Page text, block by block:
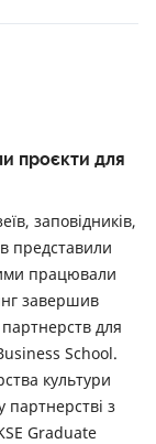
проєкти для
заповідників,
представили
працювали
завершив
для
School.
культури
партнерстві з
Graduate